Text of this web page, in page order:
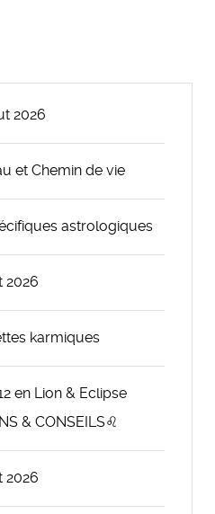
2026
et Chemin de vie
astrologiques
2026
karmiques
en Lion & Eclipse
& CONSEILS♌
2026